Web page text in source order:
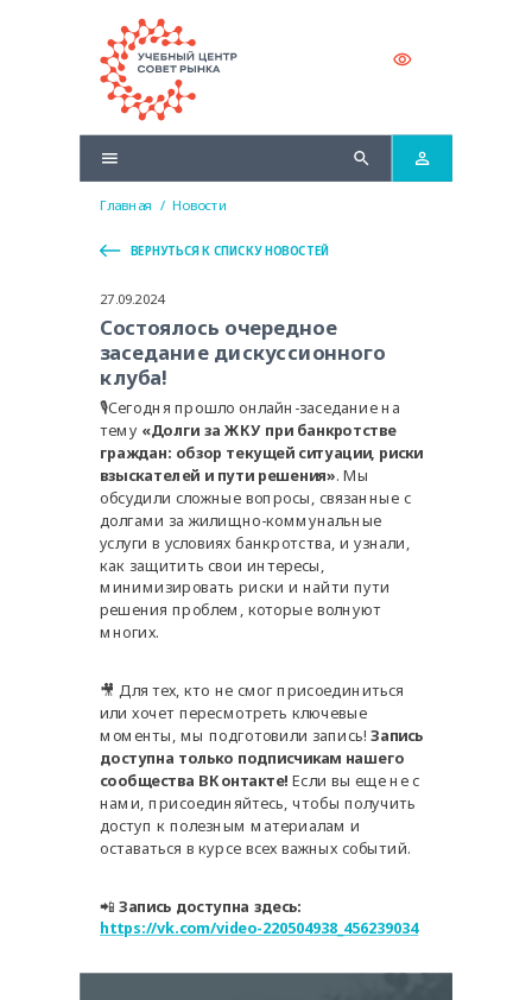
Главная / Новости
ВЕРНУТЬСЯ К СПИСКУ НОВОСТЕЙ
27.09.2024
Состоялось очередное
заседание дискуссионного
клуба!
🎙Сегодня прошло онлайн-заседание на
тему «Долги за ЖКУ при банкротстве
граждан: обзор текущей ситуации, риски
взыскателей и пути решения». Мы
обсудили сложные вопросы, связанные с
долгами за жилищно-коммунальные
услуги в условиях банкротства, и узнали,
как защитить свои интересы,
минимизировать риски и найти пути
решения проблем, которые волнуют
многих.
🎥 Для тех, кто не смог присоединиться
или хочет пересмотреть ключевые
моменты, мы подготовили запись!Запись
доступна только подписчикам нашего
сообщества ВКонтакте! Если вы еще не с
нами, присоединяйтесь, чтобы получить
доступ к полезным материалам и
оставаться в курсе всех важных событий.
📲Запись доступна здесь:
https://vk.com/video-220504938_456239034